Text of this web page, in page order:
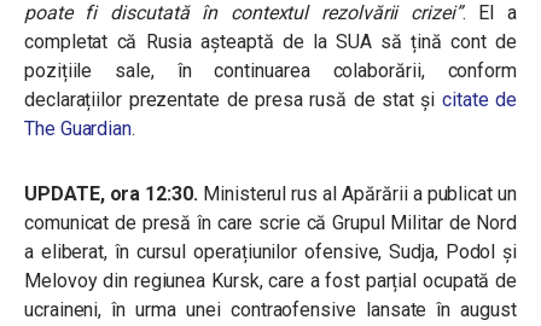
poate fi discutată în contextul rezolvării crizei”. El a
completat că Rusia așteaptă de la SUA să țină cont de
pozițiile sale, în continuarea colaborării, conform
declarațiilor prezentate de presa rusă de stat și citate de
The Guardian.
UPDATE, ora 12:30.Ministerul rus al Apărării a publicat un
comunicat de presă în care scrie că Grupul Militar de Nord
a eliberat, în cursul operațiunilor ofensive, Sudja, Podol și
Melovoy din regiunea Kursk, care a fost parțial ocupată de
ucraineni, în urma unei contraofensive lansate în august